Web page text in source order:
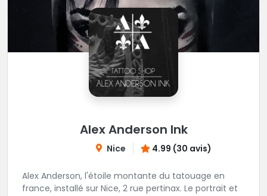
Alex Anderson Ink
Nice 4.99 (30 avis)
Alex Anderson, l'étoile montante du tatouage en
france, installé sur Nice, 2 rue pertinax. Le portrait et